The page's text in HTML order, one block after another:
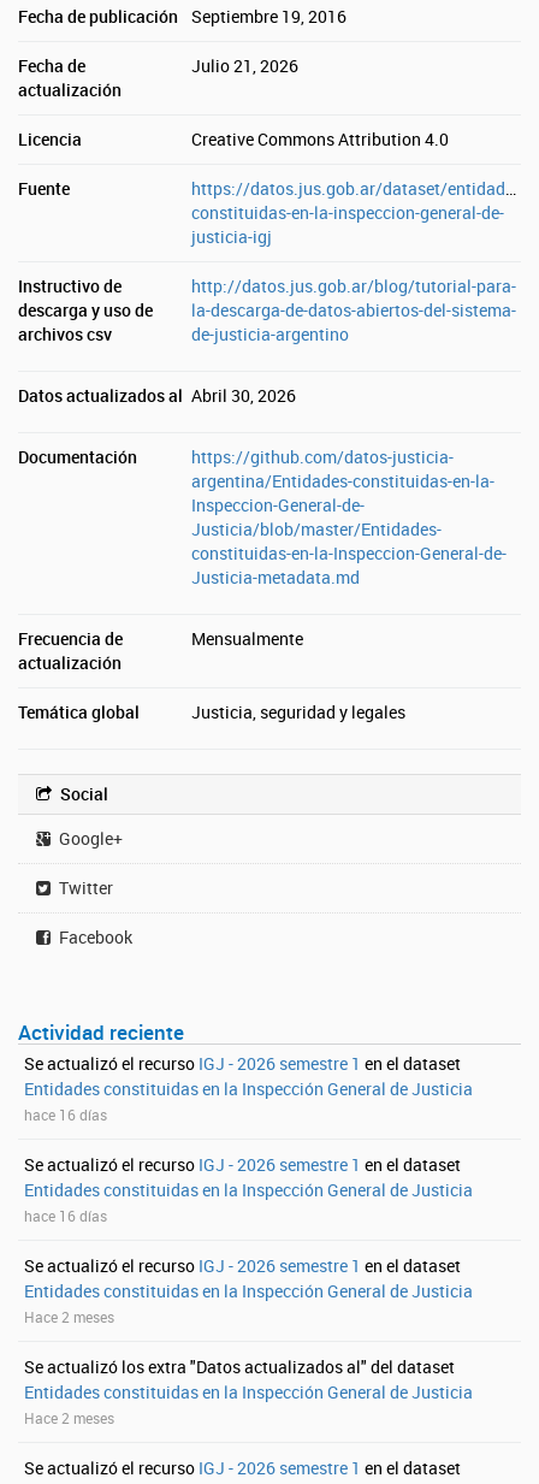
Fecha de publicación Septiembre 19, 2016
Fecha de
actualización
Julio 21, 2026
Licencia Creative Commons Attribution 4.0
Fuente
https://datos.jus.gob.ar/dataset/entidades-
constituidas-en-la-inspeccion-general-de-
justicia-igj
Instructivo de
descarga y uso de
archivos csv
http://datos.jus.gob.ar/blog/tutorial-para-
la-descarga-de-datos-abiertos-del-sistema-
de-justicia-argentino
Datos actualizados al Abril 30, 2026
Documentación
https://github.com/datos-justicia-
argentina/Entidades-constituidas-en-la-
Inspeccion-General-de-
Justicia/blob/master/Entidades-
constituidas-en-la-Inspeccion-General-de-
Justicia-metadata.md
Frecuencia de
actualización
Mensualmente
Temática global Justicia, seguridad y legales
Social
Google+
Twitter
Facebook
Actividad reciente
Se actualizó el recurso IGJ - 2026 semestre 1 en el dataset
Entidades constituidas en la Inspección General de Justicia
hace 16 días
Se actualizó el recurso IGJ - 2026 semestre 1 en el dataset
Entidades constituidas en la Inspección General de Justicia
hace 16 días
Se actualizó el recurso IGJ - 2026 semestre 1 en el dataset
Entidades constituidas en la Inspección General de Justicia
Hace 2 meses
Se actualizó los extra "Datos actualizados al" del dataset
Entidades constituidas en la Inspección General de Justicia
Hace 2 meses
Se actualizó el recurso IGJ - 2026 semestre 1 en el dataset